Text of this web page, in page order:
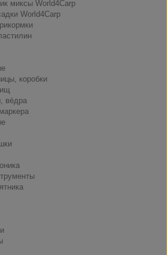
миксы World4Carp
World4Carp
коробки
вёдра